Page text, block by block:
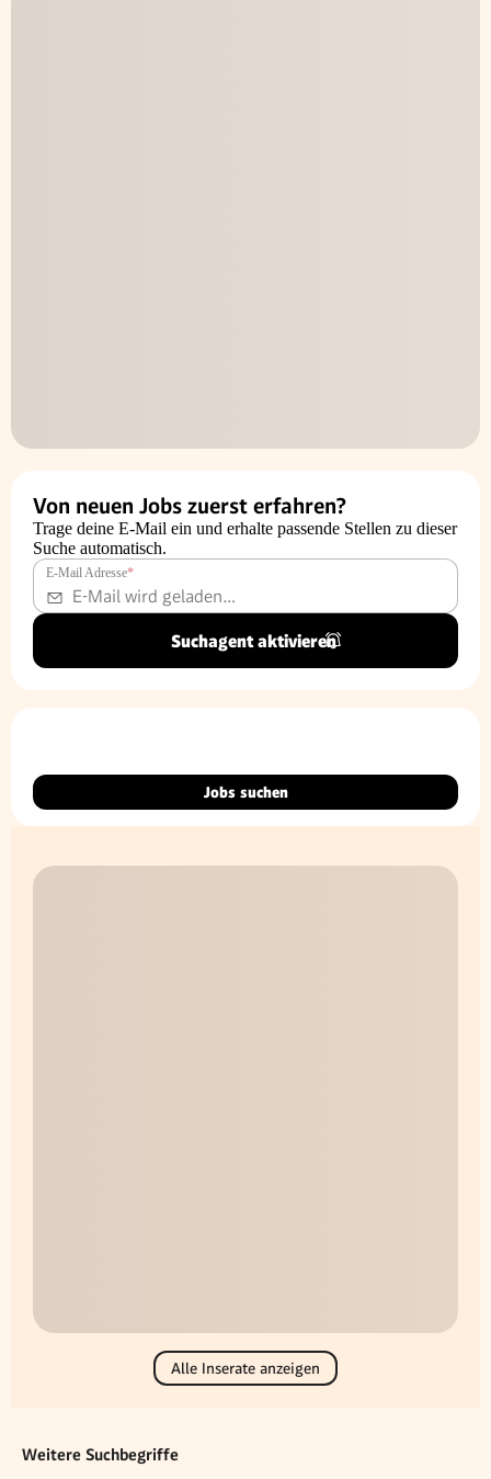
Von neuen Jobs zuerst erfahren?
Trage deine E-Mail ein und erhalte passende Stellen zu dieser
Suche automatisch.
E-Mail Adresse*
Suchagent aktivieren
Jobs suchen
Alle Inserate anzeigen
Weitere Suchbegriffe